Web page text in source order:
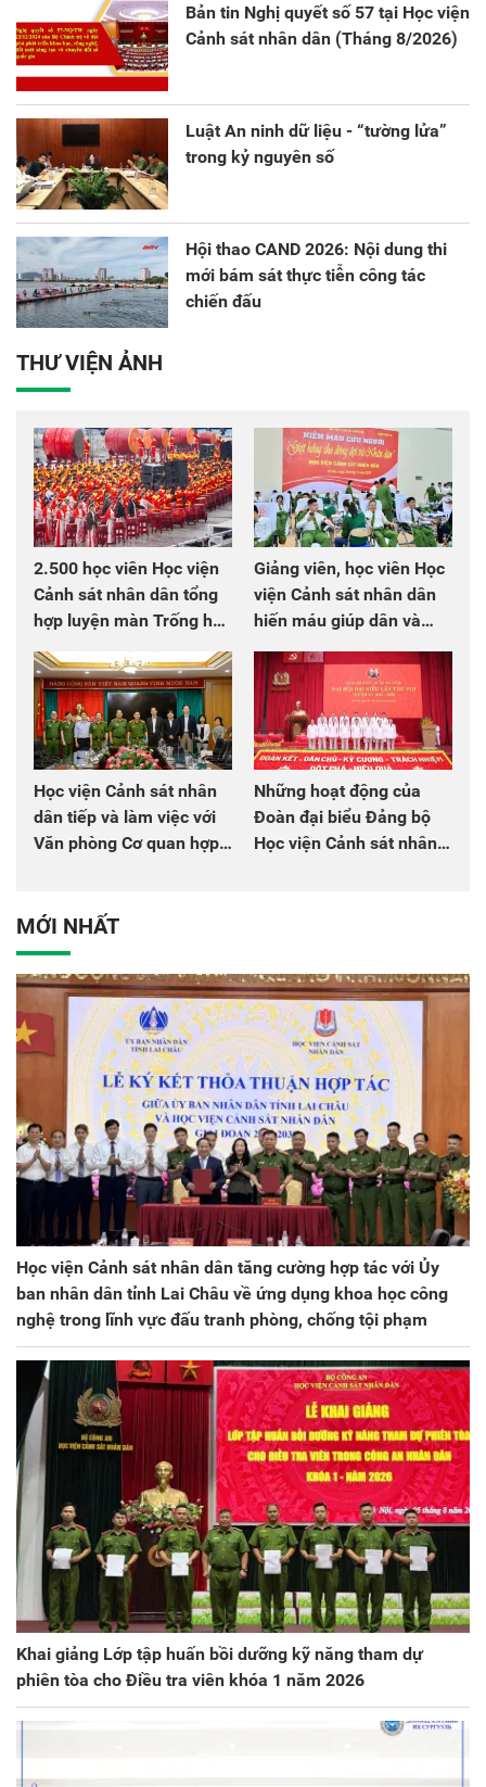
Bản tin Nghị quyết số 57 tại Học viện
Cảnh sát nhân dân (Tháng 8/2026)
Luật An ninh dữ liệu - “tường lửa”
trong kỷ nguyên số
Hội thao CAND 2026: Nội dung thi
mới bám sát thực tiễn công tác
chiến đấu
THƯ VIỆN ẢNH
2.500 học viên Học viện
Cảnh sát nhân dân tổng
hợp luyện màn Trống hội
Giảng viên, học viên Học
viện Cảnh sát nhân dân
hiến máu giúp dân và
Học viện Cảnh sát nhân
dân tiếp và làm việc với
Văn phòng Cơ quan hợp
Những hoạt động của
Đoàn đại biểu Đảng bộ
Học viện Cảnh sát nhân
MỚI NHẤT
Học viện Cảnh sát nhân dân tăng cường hợp tác với Ủy
ban nhân dân tỉnh Lai Châu về ứng dụng khoa học công
nghệ trong lĩnh vực đấu tranh phòng, chống tội phạm
Khai giảng Lớp tập huấn bồi dưỡng kỹ năng tham dự
phiên tòa cho Điều tra viên khóa 1 năm 2026